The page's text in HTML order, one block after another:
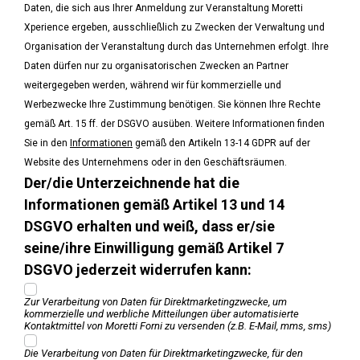
Daten, die sich aus Ihrer Anmeldung zur Veranstaltung Moretti
Xperience ergeben, ausschließlich zu Zwecken der Verwaltung und
Organisation der Veranstaltung durch das Unternehmen erfolgt. Ihre
Daten dürfen nur zu organisatorischen Zwecken an Partner
weitergegeben werden, während wir für kommerzielle und
Werbezwecke Ihre Zustimmung benötigen. Sie können Ihre Rechte
gemäß Art. 15 ff. der DSGVO ausüben. Weitere Informationen finden
Sie in den Informationen gemäß den Artikeln 13-14 GDPR auf der
Website des Unternehmens oder in den Geschäftsräumen.
Der/die Unterzeichnende hat die
Informationen gemäß Artikel 13 und 14
DSGVO erhalten und weiß, dass er/sie
seine/ihre Einwilligung gemäß Artikel 7
DSGVO jederzeit widerrufen kann:
Zur Verarbeitung von Daten für Direktmarketingzwecke, um
kommerzielle und werbliche Mitteilungen über automatisierte
Kontaktmittel von Moretti Forni zu versenden (z.B. E-Mail, mms, sms)
Die Verarbeitung von Daten für Direktmarketingzwecke, für den